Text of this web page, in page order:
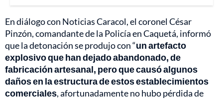
En diálogo con Noticias Caracol, el coronel César
Pinzón, comandante de la Policía en Caquetá, informó
que la detonación se produjo con “un artefacto
explosivo que han dejado abandonado, de
fabricación artesanal, pero que causó algunos
daños en la estructura de estos establecimientos
comerciales, afortunadamente no hubo pérdida de